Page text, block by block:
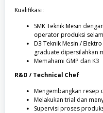
Kualifikasi :
SMK Teknik Mesin
operator produksi
D3 Teknik Mesin /
graduate dipersilahkan
Memahami GMP dan K3
R&D / Technical Chef
Mengembangkan
Melakukan trial dan
Supervisi proses